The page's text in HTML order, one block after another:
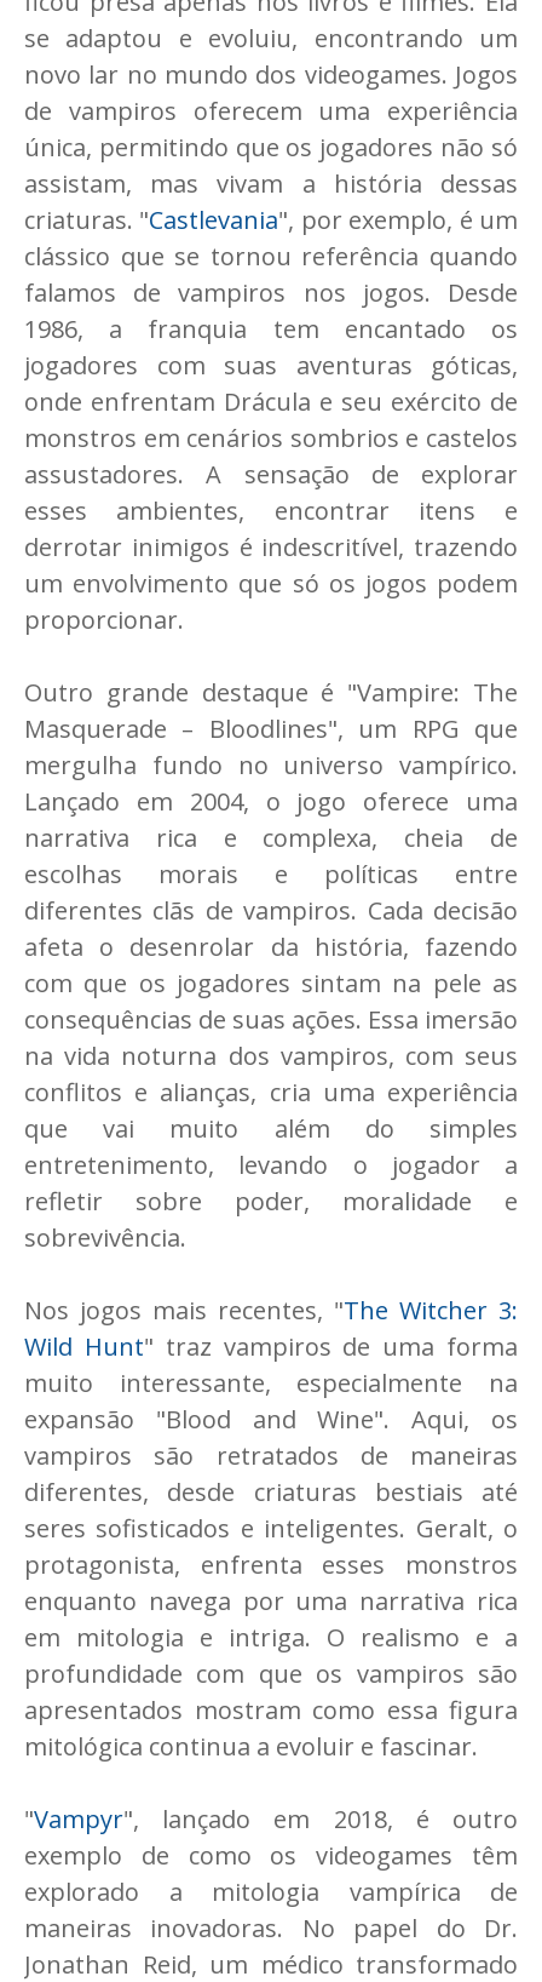
se adaptou e evoluiu, encontrando um
novo lar no mundo dos videogames. Jogos
de vampiros oferecem uma experiência
única, permitindo que os jogadores não só
assistam, mas vivam a história dessas
criaturas. "Castlevania", por exemplo, é um
clássico que se tornou referência quando
falamos de vampiros nos jogos. Desde
1986, a franquia tem encantado os
jogadores com suas aventuras góticas,
onde enfrentam Drácula e seu exército de
monstros em cenários sombrios e castelos
assustadores. A sensação de explorar
esses ambientes, encontrar itens e
derrotar inimigos é indescritível, trazendo
um envolvimento que só os jogos podem
proporcionar.
Outro grande destaque é "Vampire: The
Masquerade – Bloodlines", um RPG que
mergulha fundo no universo vampírico.
Lançado em 2004, o jogo oferece uma
narrativa rica e complexa, cheia de
escolhas morais e políticas entre
diferentes clãs de vampiros. Cada decisão
afeta o desenrolar da história, fazendo
com que os jogadores sintam na pele as
consequências de suas ações. Essa imersão
na vida noturna dos vampiros, com seus
conflitos e alianças, cria uma experiência
que vai muito além do simples
entretenimento, levando o jogador a
refletir sobre poder, moralidade e
sobrevivência.
Nos jogos mais recentes, "The Witcher 3:
Wild Hunt" traz vampiros de uma forma
muito interessante, especialmente na
expansão "Blood and Wine". Aqui, os
vampiros são retratados de maneiras
diferentes, desde criaturas bestiais até
seres sofisticados e inteligentes. Geralt, o
protagonista, enfrenta esses monstros
enquanto navega por uma narrativa rica
em mitologia e intriga. O realismo e a
profundidade com que os vampiros são
apresentados mostram como essa figura
mitológica continua a evoluir e fascinar.
"Vampyr", lançado em 2018, é outro
exemplo de como os videogames têm
explorado a mitologia vampírica de
maneiras inovadoras. No papel do Dr.
Jonathan Reid, um médico transformado